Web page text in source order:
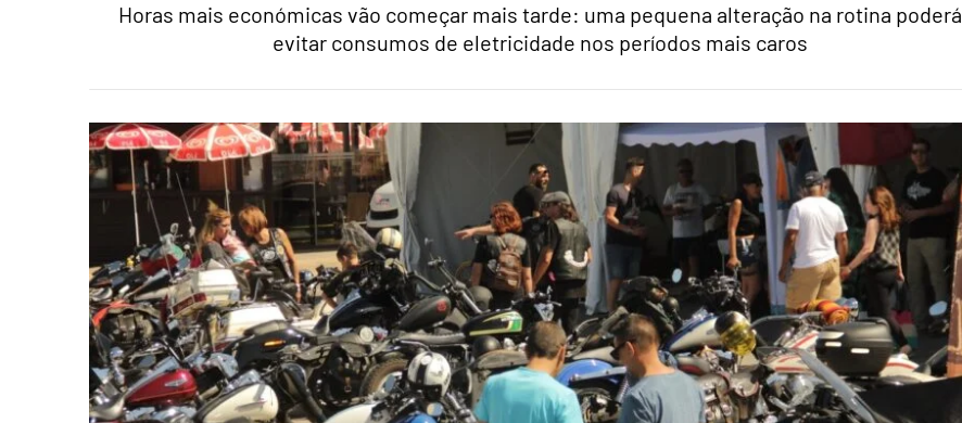
Horas mais económicas vão começar mais tarde: uma pequena alteração na rotina poderá
evitar consumos de eletricidade nos períodos mais caros